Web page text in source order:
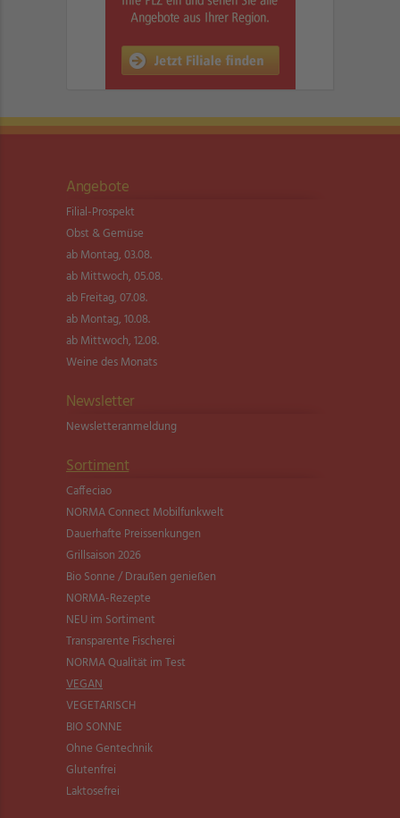
Angebote
Filial-Prospekt
Obst & Gemüse
ab Montag, 03.08.
ab Mittwoch, 05.08.
ab Freitag, 07.08.
ab Montag, 10.08.
ab Mittwoch, 12.08.
Weine des Monats
Newsletter
Newsletter­anmeldung
Sortiment
Caffeciao
NORMA Connect Mobilfunkwelt
Dauerhafte Preissenkungen
Grillsaison 2026
Bio Sonne / Draußen genießen
NORMA-Rezepte
NEU im Sortiment
Transparente Fischerei
NORMA Qualität im Test
VEGAN
VEGETARISCH
BIO SONNE
Ohne Gentechnik
Glutenfrei
Laktosefrei